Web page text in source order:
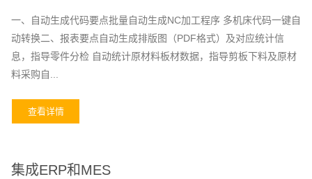
一、自动生成代码要点批量自动生成NC加工程序 多机床代码一键自
动转换二、报表要点自动生成排版图（PDF格式）及对应统计信
息，指导零件分检 自动统计原材料板材数据，指导剪板下料及原材
料采购自...
查看详情
集成ERP和MES